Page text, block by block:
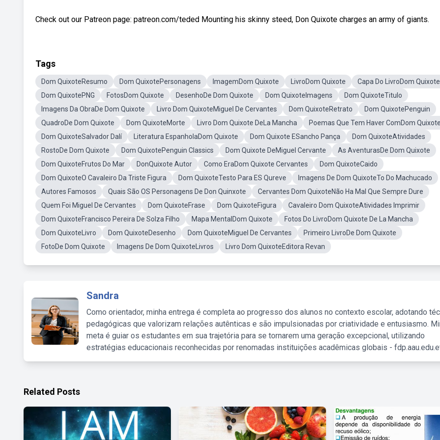
Check out our Patreon page: patreon.com/teded Mounting his skinny steed, Don Quixote charges an army of giants.
Tags
Dom QuixoteResumo Dom QuixotePersonagens ImagemDom Quixote LivroDom Quixote
Capa Do LivroDom Quixote
Dom QuixotePNG
FotosDom Quixote DesenhoDe Dom Quixote Dom QuixoteImagens
Dom QuixoteTitulo
Imagens Da ObraDe Dom Quixote
Livro Dom QuixoteMiguel De Cervantes Dom QuixoteRetrato
Dom QuixotePenguin
QuadroDe Dom Quixote
Dom QuixoteMorte Livro Dom Quixote DeLa Mancha
Poemas Que Tem Haver ComDom
Dom QuixoteSalvador Dalí
Literatura EspanholaDom Quixote Dom Quixote ESancho Pança
Dom QuixoteAtividades
RostoDe Dom Quixote
Dom QuixotePenguin Classics Dom Quixote DeMiguel Cervante
As AventurasDe Dom Quixote
Dom QuixoteFrutos Do Mar
DonQuixote Autor Como EraDom Quixote Cervantes
Dom QuixoteCaido
Dom QuixoteO Cavaleiro Da Triste Figura
Dom QuixoteTesto Para ES Qureve
Imagens De Dom QuixoteTo Do Machucado
Autores Famosos
Quais São OS Personagens De Don Quinxote
Cervantes Dom QuixoteNão Ha Mal Que Sempre Dure
Quem Foi Miguel De Cervantes
Dom QuixoteFrase Dom QuixoteFigura
Cavaleiro Dom QuixoteAtividades Imprimir
Dom QuixoteFrancisco Pereira De Solza Filho
Mapa MentalDom Quixote
Fotos Do LivroDom Quixote De La Mancha
Dom QuixoteLivro
Dom QuixoteDesenho Dom QuixoteMiguel De Cervantes
Primeiro LivroDe Dom Quixote
FotoDe Dom Quixote
Imagens De Dom QuixoteLivros Livro Dom QuixoteEditora Revan
Sandra
Como orientador, minha entrega é completa ao progresso dos alunos no contexto escolar, adotando
pedagógicas que valorizam relações autênticas e são impulsionadas por criatividade e entusiasmo.
meta é guiar os estudantes em sua trajetória para se tornarem uma geração excepcional, utilizando
estratégias educacionais reconhecidas por renomadas instituições acadêmicas globais -
Related Posts